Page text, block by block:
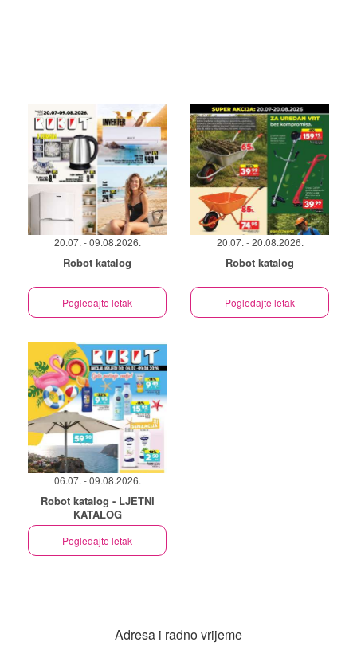
20.07. - 09.08.2026.
Robot katalog
Pogledajte letak
20.07. - 20.08.2026.
Robot katalog
Pogledajte letak
06.07. - 09.08.2026.
Robot katalog - LJETNI
KATALOG
Pogledajte letak
Adresa i radno vrijeme